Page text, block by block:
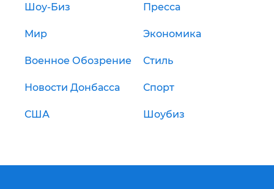
Шоу-Биз Пресса
Мир Экономика
Военное Обозрение Стиль
Новости Донбасса Спорт
США Шоубиз